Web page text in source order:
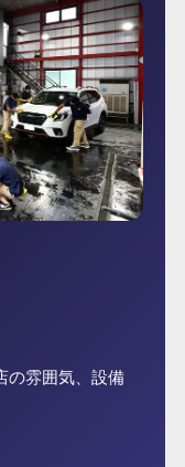
の雰囲気、設備